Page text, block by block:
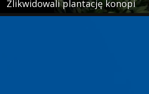
Zlikwidowali plantację konopi